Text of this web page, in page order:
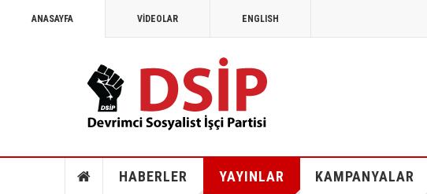
ANASAYFA VİDEOLAR ENGLISH
HABERLER YAYINLAR KAMPANYALAR